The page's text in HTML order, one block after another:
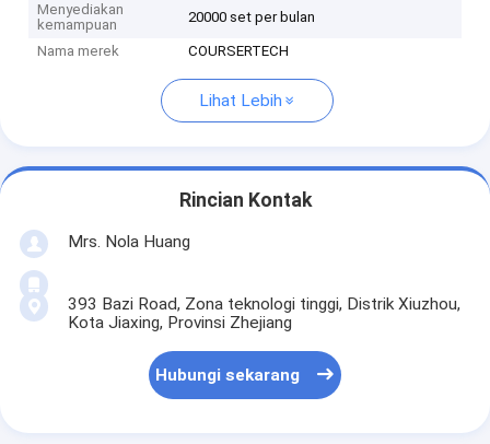
Menyediakan
kemampuan
20000 set per bulan
Nama merek COURSERTECH
Lihat Lebih
Rincian Kontak
Mrs. Nola Huang
393 Bazi Road, Zona teknologi tinggi, Distrik Xiuzhou,
Kota Jiaxing, Provinsi Zhejiang
Hubungi sekarang